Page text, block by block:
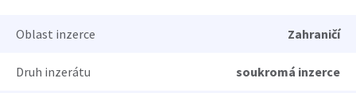
Oblast inzerce Zahraničí
Druh inzerátu soukromá inzerce